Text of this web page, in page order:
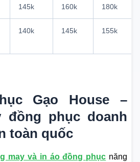
145k 160k 180k
140k 145k 155k
Gạo House –
đồng phục doanh
toàn quốc
may và in áo đồng phục năng